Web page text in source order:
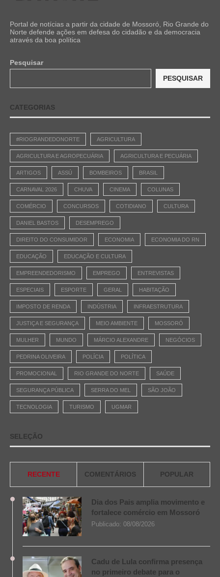
Portal de notícias a partir da cidade de Mossoró, Rio Grande do
Norte defende ações em defesa do cidadão e da democracia
através da boa política
Pesquisar
PESQUISAR
CATEGORIAS
#RIOGRANDEDONORTE AGRICULTURA
AGRICULTURA E AGROPECUÁRIA AGRICULTURA E PECUÁRIA
ARTIGOS ASSÚ BOMBEIROS BRASIL
CARNAVAL 2026 CHUVA CINEMA COLUNAS
COMÉRCIO CONCURSOS COTIDIANO CULTURA
DANIEL BASTOS DESEMPREGO
DIREITO DO CONSUMIDOR ECONOMIA ECONOMIA DO RN
EDUCAÇÃO EDUCAÇÃO E CULTURA
EMPREENDEDORISMO EMPREGO ENTREVISTAS
ESPECIAIS ESPORTE GERAL HABITAÇÃO
IMPOSTO DE RENDA INDÚSTRIA INFRAESTRUTURA
JUSTIÇA E SEGURANÇA MEIO AMBIENTE MOSSORÓ
MULHER MUNDO MÁRCIO ALEXANDRE NEGÓCIOS
PEDRINA OLIVEIRA POLÍCIA POLÍTICA
PROMOCIONAL RIO GRANDE DO NORTE SAÚDE
SEGURANÇA PÚBLICA SERRA DO MEL SÃO JOÃO
TECNOLOGIA TURISMO UGMAR
SELEÇÃO
RECENTE COMENTÁRIOS POPULAR
Dia dos Pais amplia movimento e
fortalece comércio em Mossoró
Publicado: 08/08/2026
Cadu de Lula confirma presença
no primeiro debate para o